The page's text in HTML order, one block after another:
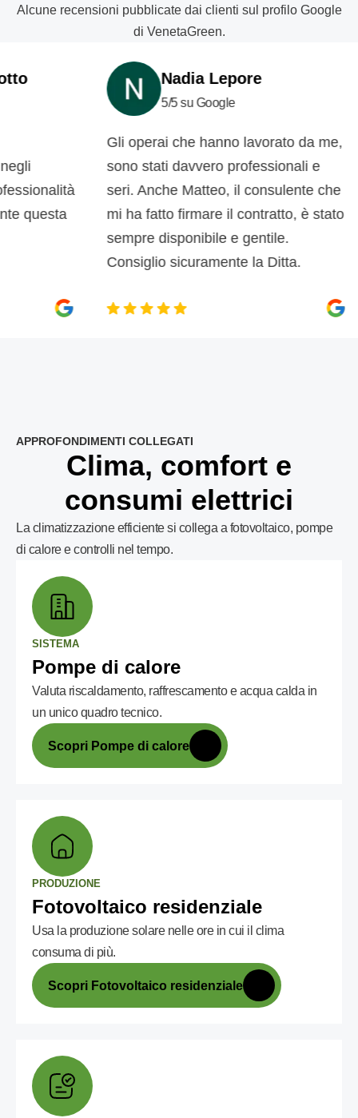
Alcune recensioni pubblicate dai clienti sul profilo Google
di VenetaGreen.
Nadia Lepore
5/5 su Google
Gli operai che hanno lavorato da me,
sono stati davvero professionali e
seri. Anche Matteo, il consulente che
mi ha fatto firmare il contratto, è stato
sempre disponibile e gentile.
Consiglio sicuramente la Ditta.
APPROFONDIMENTI COLLEGATI
Clima, comfort e
consumi elettrici
La climatizzazione efficiente si collega a fotovoltaico, pompe
di calore e controlli nel tempo.
SISTEMA
Pompe di calore
Valuta riscaldamento, raffrescamento e acqua calda in
un unico quadro tecnico.
Scopri Pompe di calore
PRODUZIONE
Fotovoltaico residenziale
Usa la produzione solare nelle ore in cui il clima
consuma di più.
Scopri Fotovoltaico residenziale